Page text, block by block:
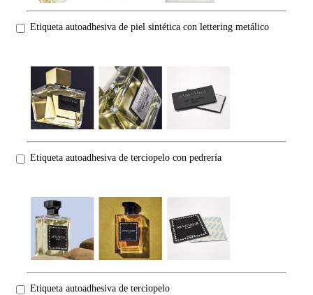
Etiqueta autoadhesiva de piel sintética con lettering metálico
Etiqueta autoadhesiva de terciopelo con pedrería
Etiqueta autoadhesiva de terciopelo